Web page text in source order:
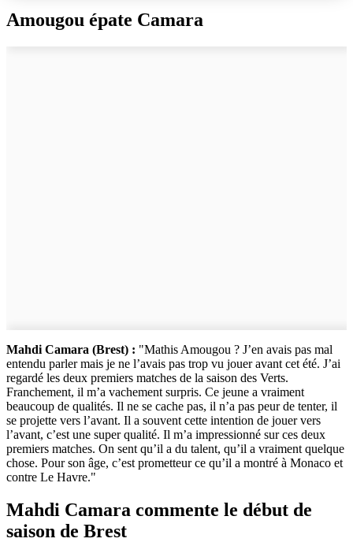
Amougou épate Camara
Mahdi Camara (Brest) : "Mathis Amougou ? J’en avais pas mal
entendu parler mais je ne l’avais pas trop vu jouer avant cet été. J’ai
regardé les deux premiers matches de la saison des Verts.
Franchement, il m’a vachement surpris. Ce jeune a vraiment
beaucoup de qualités. Il ne se cache pas, il n’a pas peur de tenter, il
se projette vers l’avant. Il a souvent cette intention de jouer vers
l’avant, c’est une super qualité. Il m’a impressionné sur ces deux
premiers matches. On sent qu’il a du talent, qu’il a vraiment quelque
chose. Pour son âge, c’est prometteur ce qu’il a montré à Monaco et
contre Le Havre."
Mahdi Camara commente le début de
saison de Brest